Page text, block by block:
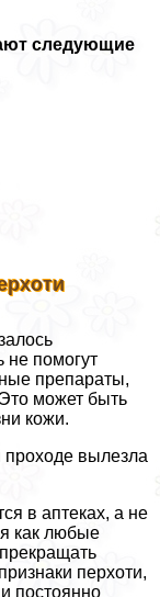
следующие
не помогут
препараты,
может быть
кожи.
проходе вылезла
в аптеках, а не
как любые
перхоти,
постоянно